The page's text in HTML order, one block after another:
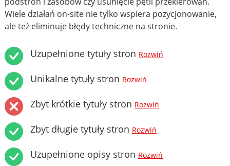
Wiele działań on-site nie tylko wspiera pozycjonowanie,
ale też eliminuje błędy techniczne na stronie.
Uzupełnione tytuły stron Rozwiń
Unikalne tytuły stron Rozwiń
Zbyt krótkie tytuły stron Rozwiń
Zbyt długie tytuły stron Rozwiń
Uzupełnione opisy stron Rozwiń